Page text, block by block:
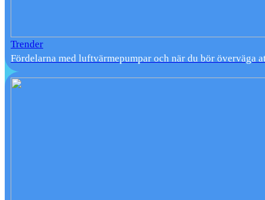
Trender
Fördelarna med luftvärmepumpar och när du bör överväga